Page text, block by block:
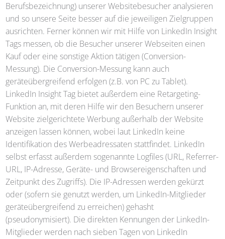
Berufsbezeichnung) unserer Websitebesucher analysieren
und so unsere Seite besser auf die jeweiligen Zielgruppen
ausrichten. Ferner können wir mit Hilfe von LinkedIn Insight
Tags messen, ob die Besucher unserer Webseiten einen
Kauf oder eine sonstige Aktion tätigen (Conversion-
Messung). Die Conversion-Messung kann auch
geräteübergreifend erfolgen (z.B. von PC zu Tablet).
LinkedIn Insight Tag bietet außerdem eine Retargeting-
Funktion an, mit deren Hilfe wir den Besuchern unserer
Website zielgerichtete Werbung außerhalb der Website
anzeigen lassen können, wobei laut LinkedIn keine
Identifikation des Werbeadressaten stattfindet. LinkedIn
selbst erfasst außerdem sogenannte Logfiles (URL, Referrer-
URL, IP-Adresse, Geräte- und Browsereigenschaften und
Zeitpunkt des Zugriffs). Die IP-Adressen werden gekürzt
oder (sofern sie genutzt werden, um LinkedIn-Mitglieder
geräteübergreifend zu erreichen) gehasht
(pseudonymisiert). Die direkten Kennungen der LinkedIn-
Mitglieder werden nach sieben Tagen von LinkedIn